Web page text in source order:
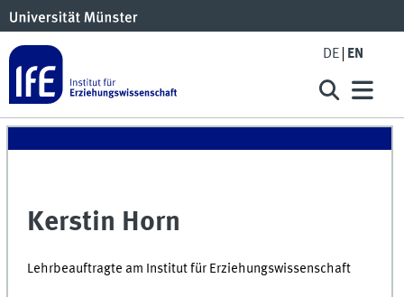
DE EN
Kerstin Horn
Lehrbeauftragte am Institut für Erziehungswissenschaft